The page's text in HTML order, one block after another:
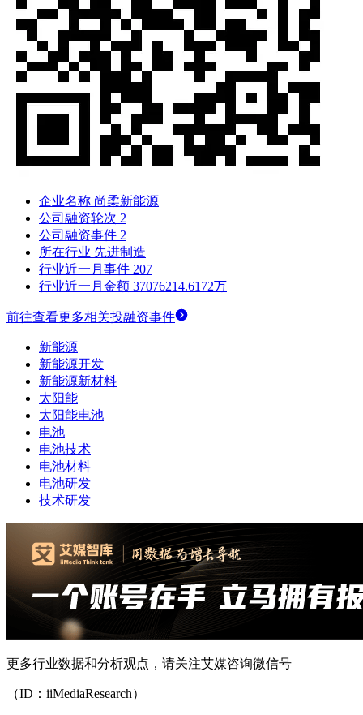
企业名称 尚柔新能源
公司融资轮次 2
公司融资事件 2
所在行业 先进制造
行业近一月事件 207
行业近一月金额 37076214.6172万
前往查看更多相关投融资事件
新能源
新能源开发
新能源新材料
太阳能
太阳能电池
电池
电池技术
电池材料
电池研发
技术研发
更多行业数据和分析观点，请关注艾媒咨询微信号
（ID：iiMediaResearch）